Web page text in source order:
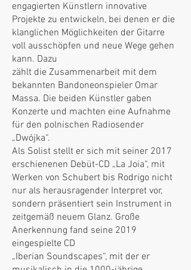
engagierten Künstlern innovative
Projekte zu entwickeln, bei denen er die
klanglichen Möglichkeiten der Gitarre
voll ausschöpfen und neue Wege gehen
kann. Dazu
zählt die Zusammenarbeit mit dem
bekannten Bandoneonspieler Omar
Massa. Die beiden Künstler gaben
Konzerte und machten eine Aufnahme
für den polnischen Radiosender
„Dwójka“.
Als Solist stellt er sich mit seiner 2017
erschienenen Debüt-CD „La Joia“, mit
Werken von Schubert bis Rodrigo nicht
nur als herausragender Interpret vor,
sondern präsentiert sein Instrument in
zeitgemäß neuem Glanz. Große
Anerkennung fand seine 2019
eingespielte CD
„Iberian Soundscapes“, mit der er